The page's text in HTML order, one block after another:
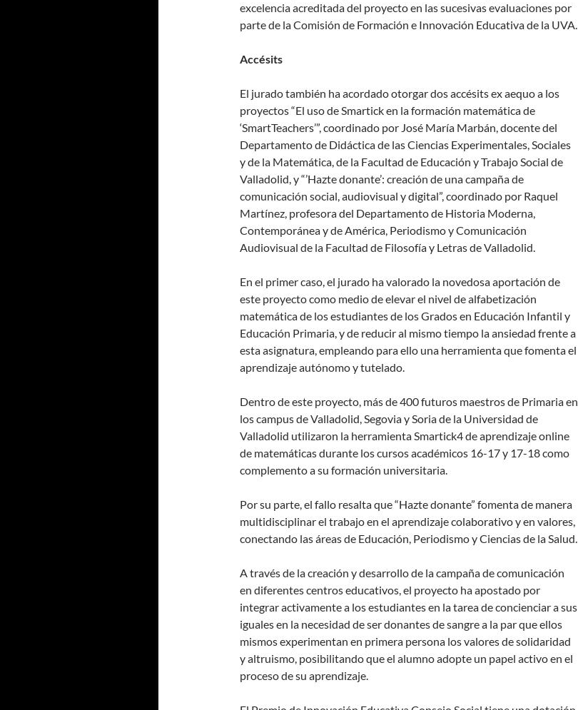
excelencia acreditada del proyecto en las sucesivas evaluaciones por
parte de la Comisión de Formación e Innovación Educativa de la UVA.
Accésits
El jurado también ha acordado otorgar dos accésits ex aequo a los
proyectos “El uso de Smartick en la formación matemática de
‘SmartTeachers’”, coordinado por José María Marbán, docente del
Departamento de Didáctica de las Ciencias Experimentales, Sociales
y de la Matemática, de la Facultad de Educación y Trabajo Social de
Valladolid, y “’Hazte donante’: creación de una campaña de
comunicación social, audiovisual y digital”, coordinado por Raquel
Martínez, profesora del Departamento de Historia Moderna,
Contemporánea y de América, Periodismo y Comunicación
Audiovisual de la Facultad de Filosofía y Letras de Valladolid.
En el primer caso, el jurado ha valorado la novedosa aportación de
este proyecto como medio de elevar el nivel de alfabetización
matemática de los estudiantes de los Grados en Educación Infantil y
Educación Primaria, y de reducir al mismo tiempo la ansiedad frente a
esta asignatura, empleando para ello una herramienta que fomenta el
aprendizaje autónomo y tutelado.
Dentro de este proyecto, más de 400 futuros maestros de Primaria en
los campus de Valladolid, Segovia y Soria de la Universidad de
Valladolid utilizaron la herramienta Smartick4 de aprendizaje online
de matemáticas durante los cursos académicos 16-17 y 17-18 como
complemento a su formación universitaria.
Por su parte, el fallo resalta que “Hazte donante” fomenta de manera
multidisciplinar el trabajo en el aprendizaje colaborativo y en valores,
conectando las áreas de Educación, Periodismo y Ciencias de la Salud.
A través de la creación y desarrollo de la campaña de comunicación
en diferentes centros educativos, el proyecto ha apostado por
integrar activamente a los estudiantes en la tarea de concienciar a sus
iguales en la necesidad de ser donantes de sangre a la par que ellos
mismos experimentan en primera persona los valores de solidaridad
y altruismo, posibilitando que el alumno adopte un papel activo en el
proceso de su aprendizaje.